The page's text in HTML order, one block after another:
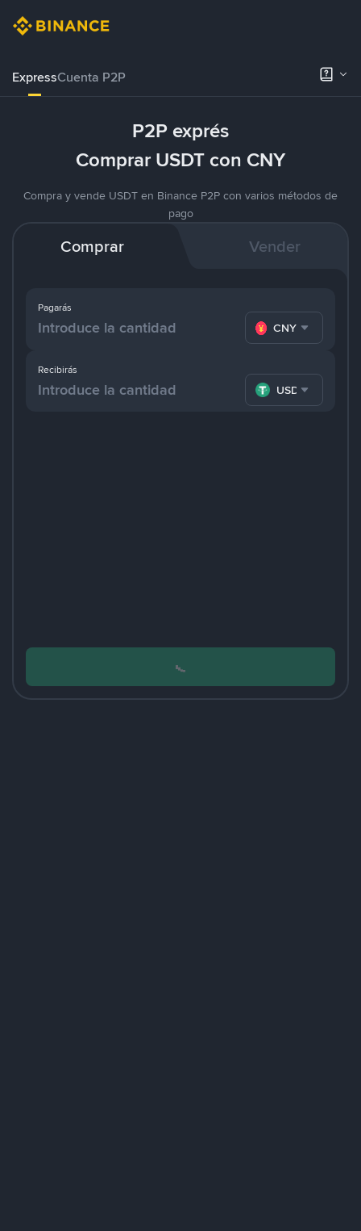
ExpressCuenta P2P
P2P exprés
Comprar USDT con CNY
Compra y vende USDT en Binance P2P con varios métodos de
pago
Comprar Vender
Pagarás
CNY
Recibirás
USDT